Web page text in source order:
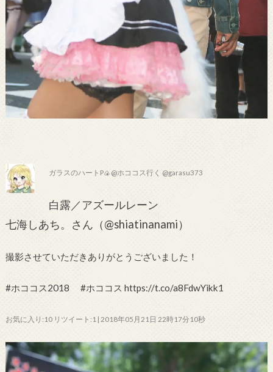
ガラスのハートP🍙@ホココス行く @garasu373
白露／アズールレーン
七海しあち。さん（@shiatinanami）
撮影させていただきありがとうございました！
#ホココス2018 #ホココス https://t.co/a8FdwYikk1
お気に入り:10 リツイート:1 | 2018年05月21日 22時17分10秒